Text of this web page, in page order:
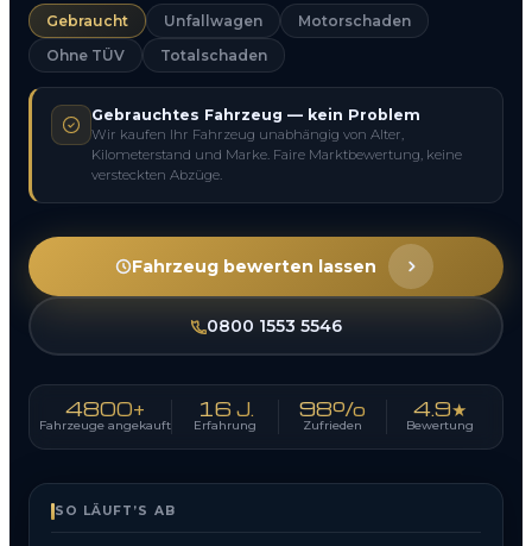
0800 1553 5546
Kostenlos anfragen
Gebraucht Unfallwagen
Motorschaden
Ohne TÜV
Totalschaden
Gebrauchtes Fahrzeug — kein Problem
Wir kaufen Ihr Fahrzeug unabhängig von Alter,
Kilometerstand und Marke. Faire Marktbewertung, keine
versteckten Abzüge.
Fahrzeug bewerten lassen
0800 1553 5546
4800+
Fahrzeuge angekauft
16 J.
Erfahrung
98%
Zufrieden
4.9★
Bewertung
SO LÄUFT’S AB